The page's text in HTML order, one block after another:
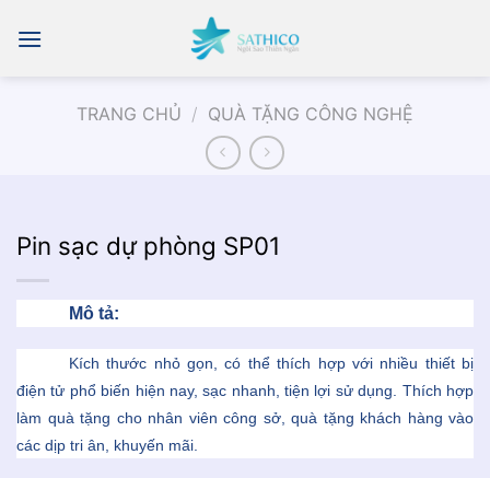
đến
TRANG CHỦ / QUÀ TẶNG CÔNG NGHỆ
Pin sạc dự phòng SP01
Mô tả:
Kích thước nhỏ gọn, có thể thích hợp với nhiều thiết bị
điện tử phổ biến hiện nay, sạc nhanh, tiện lợi sử dụng. Thích hợp
làm quà tặng cho nhân viên công sở, quà tặng khách hàng vào
các dịp tri ân, khuyến mãi.